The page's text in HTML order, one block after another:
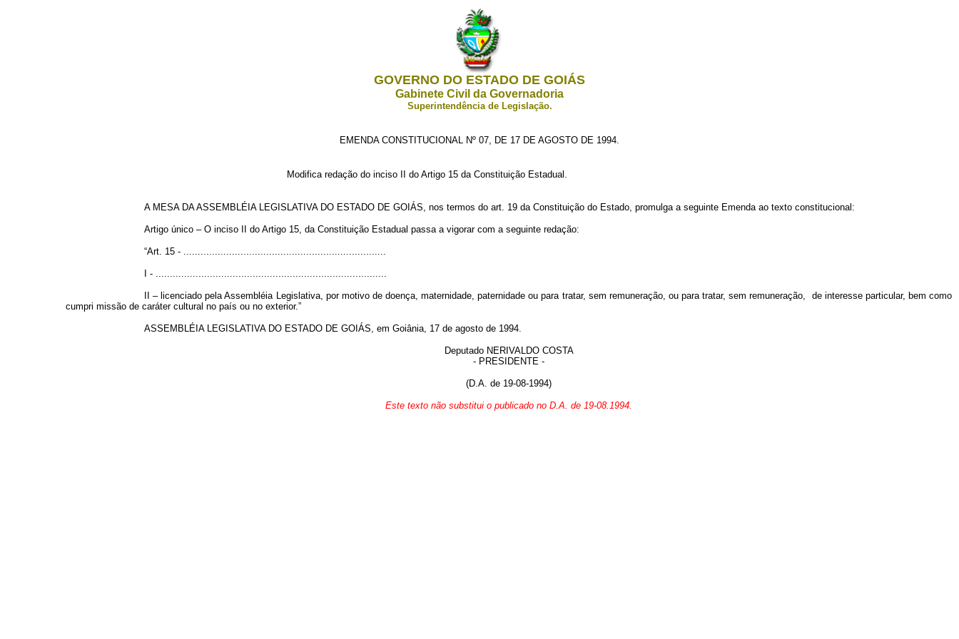
GOVERNO DO ESTADO DE GOIÁS
Gabinete Civil da Governadoria
Superintendência de Legislação.
EMENDA CONSTITUCIONAL Nº 07, DE 17 DE AGOSTO DE 1994.
Modifica redação do inciso II do Artigo 15 da Constituição Estadual.
A MESA DA ASSEMBLÉIA LEGISLATIVA DO ESTADO DE GOIÁS, nos termos do art. 19 da Constituição do Estado, promulga a seguinte Emenda ao texto constitucional:
Artigo único – O inciso II do Artigo 15, da Constituição Estadual passa a vigorar com a seguinte redação:
“Art. 15 - .......................................................................
I - .................................................................................
II – licenciado pela Assembléia Legislativa, por motivo de doença, maternidade, paternidade ou para tratar, sem remuneração, ou para tratar, sem remuneração,
de interesse particular, bem como
cumpri missão de caráter cultural no país ou no exterior.”
ASSEMBLÉIA LEGISLATIVA DO ESTADO DE GOIÁS, em Goiânia, 17 de agosto de 1994.
Deputado NERIVALDO COSTA
- PRESIDENTE -
(D.A. de 19-08-1994)
Este texto não substitui o publicado no D.A. de 19-08.1994.